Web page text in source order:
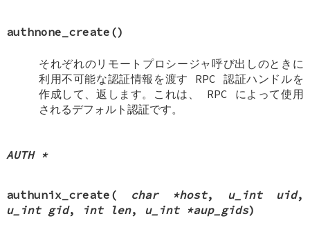
authnone_create ()
それぞれのリモートプロシージャ呼び出しのときに
利用不可能な認証情報を渡す RPC 認証ハンドルを
作成して、返します。これは、 RPC によって使用
されるデフォルト認証です。
AUTH *
authunix_create ( char *host, u_int uid,
u_int gid, int len, u_int *aup_gids)